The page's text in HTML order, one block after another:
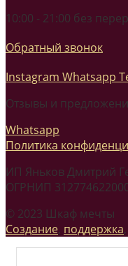
10:00 - 21:00 без
Обратный звонок
Instagram Whatsapp
Отзывы и
Whatsapp
Политика
ИП Яньков Дмитрий
ОГРНИП
© 2023 Шкаф мечты
Создание, поддержка,